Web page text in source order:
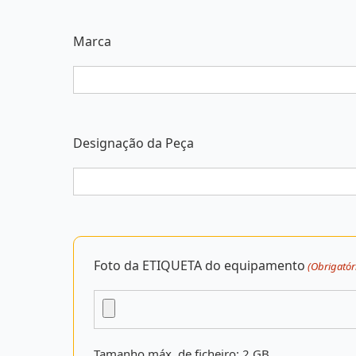
Marca
Designação da Peça
Foto da ETIQUETA do equipamento